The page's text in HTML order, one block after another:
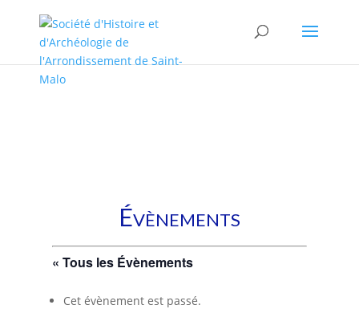
* * Template name: No sidebars */
Évènements
« Tous les Évènements
Cet évènement est passé.